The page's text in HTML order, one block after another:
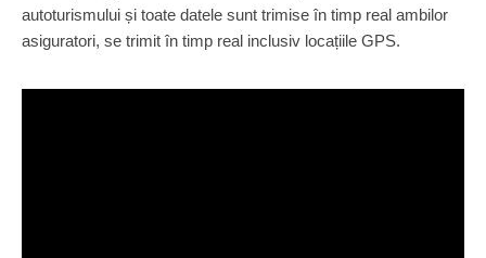
autoturismului și toate datele sunt trimise în timp real ambilor
asiguratori, se trimit în timp real inclusiv locațiile GPS.